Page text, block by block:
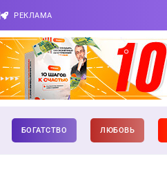
РЕКЛАМА
БОГАТСТВО ЛЮБОВЬ